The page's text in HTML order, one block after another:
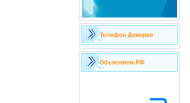
Телефон Доверия
Объясняем.РФ